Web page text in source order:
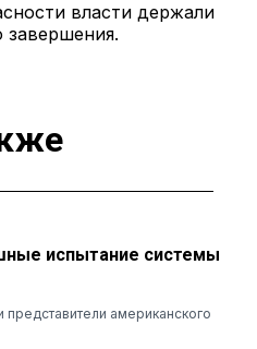
власти держали
завершения.
испытание системы
представители американского